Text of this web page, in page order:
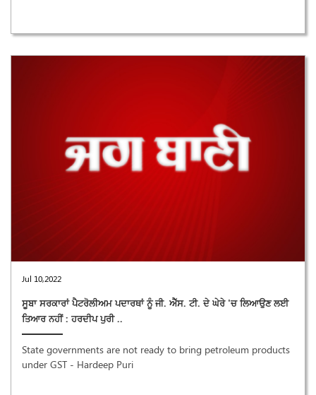
Jul 10,2022
ਸੂਬਾ ਸਰਕਾਰਾਂ ਪੈਟਰੋਲੀਅਮ ਪਦਾਰਥਾਂ ਨੂੰ ਜੀ. ਐੱਸ. ਟੀ. ਦੇ ਘੇਰੇ 'ਚ ਲਿਆਉਣ ਲਈ
ਤਿਆਰ ਨਹੀਂ : ਹਰਦੀਪ ਪੁਰੀ ..
State governments are not ready to bring petroleum products
under GST - Hardeep Puri